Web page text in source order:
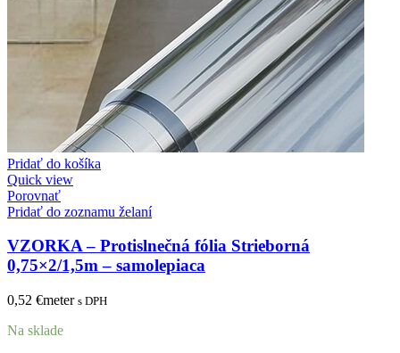
Pridať do košíka
Quick view
Porovnať
Pridať do zoznamu želaní
VZORKA – Protislnečná fólia Strieborná
0,75×2/1,5m – samolepiaca
0,52 €meter s DPH
Na sklade